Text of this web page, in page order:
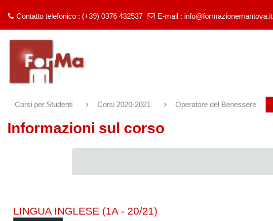
Contatto telefonico : (+39) 0376 432537 E-mail : info@formazionemantova.it
Corsi per Studenti Corsi 2020-2021 Operatore del Benessere
Informazioni sul corso
LINGUA INGLESE (1A - 20/21)